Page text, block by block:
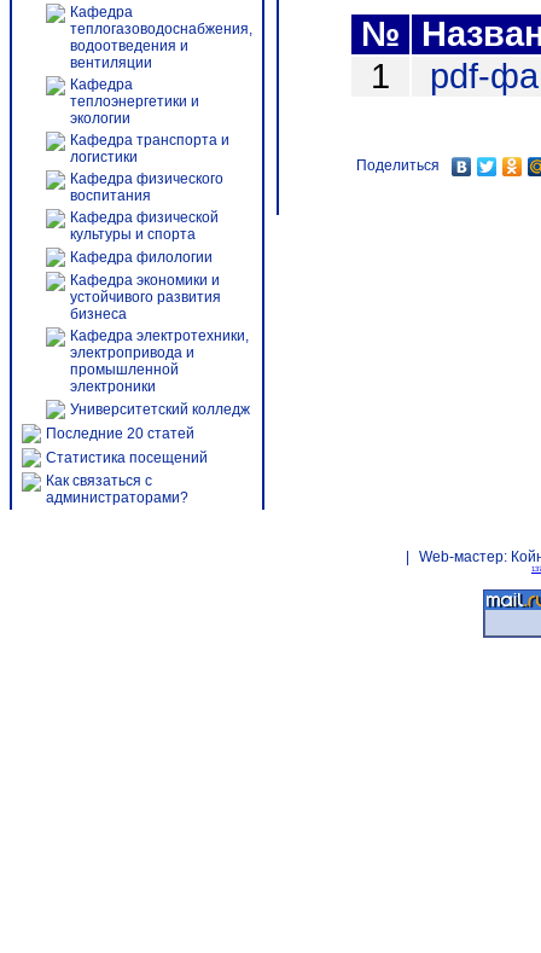
Кафедра
теплогазоводоснабжения,
водоотведения и
вентиляции
Кафедра
теплоэнергетики и
экологии
Кафедра транспорта и
логистики
Кафедра физического
воспитания
Кафедра физической
культуры и спорта
Кафедра филологии
Кафедра экономики и
устойчивого развития
бизнеса
Кафедра электротехники,
электропривода и
промышленной
электроники
Университетский колледж
Последние 20 статей
Статистика посещений
Как связаться с
администраторами?
№
1
pdf-
Поделиться
Web-мастер: